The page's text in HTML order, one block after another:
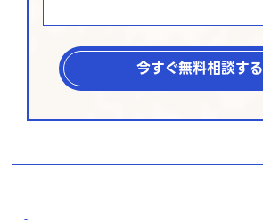
今すぐ無料相談する